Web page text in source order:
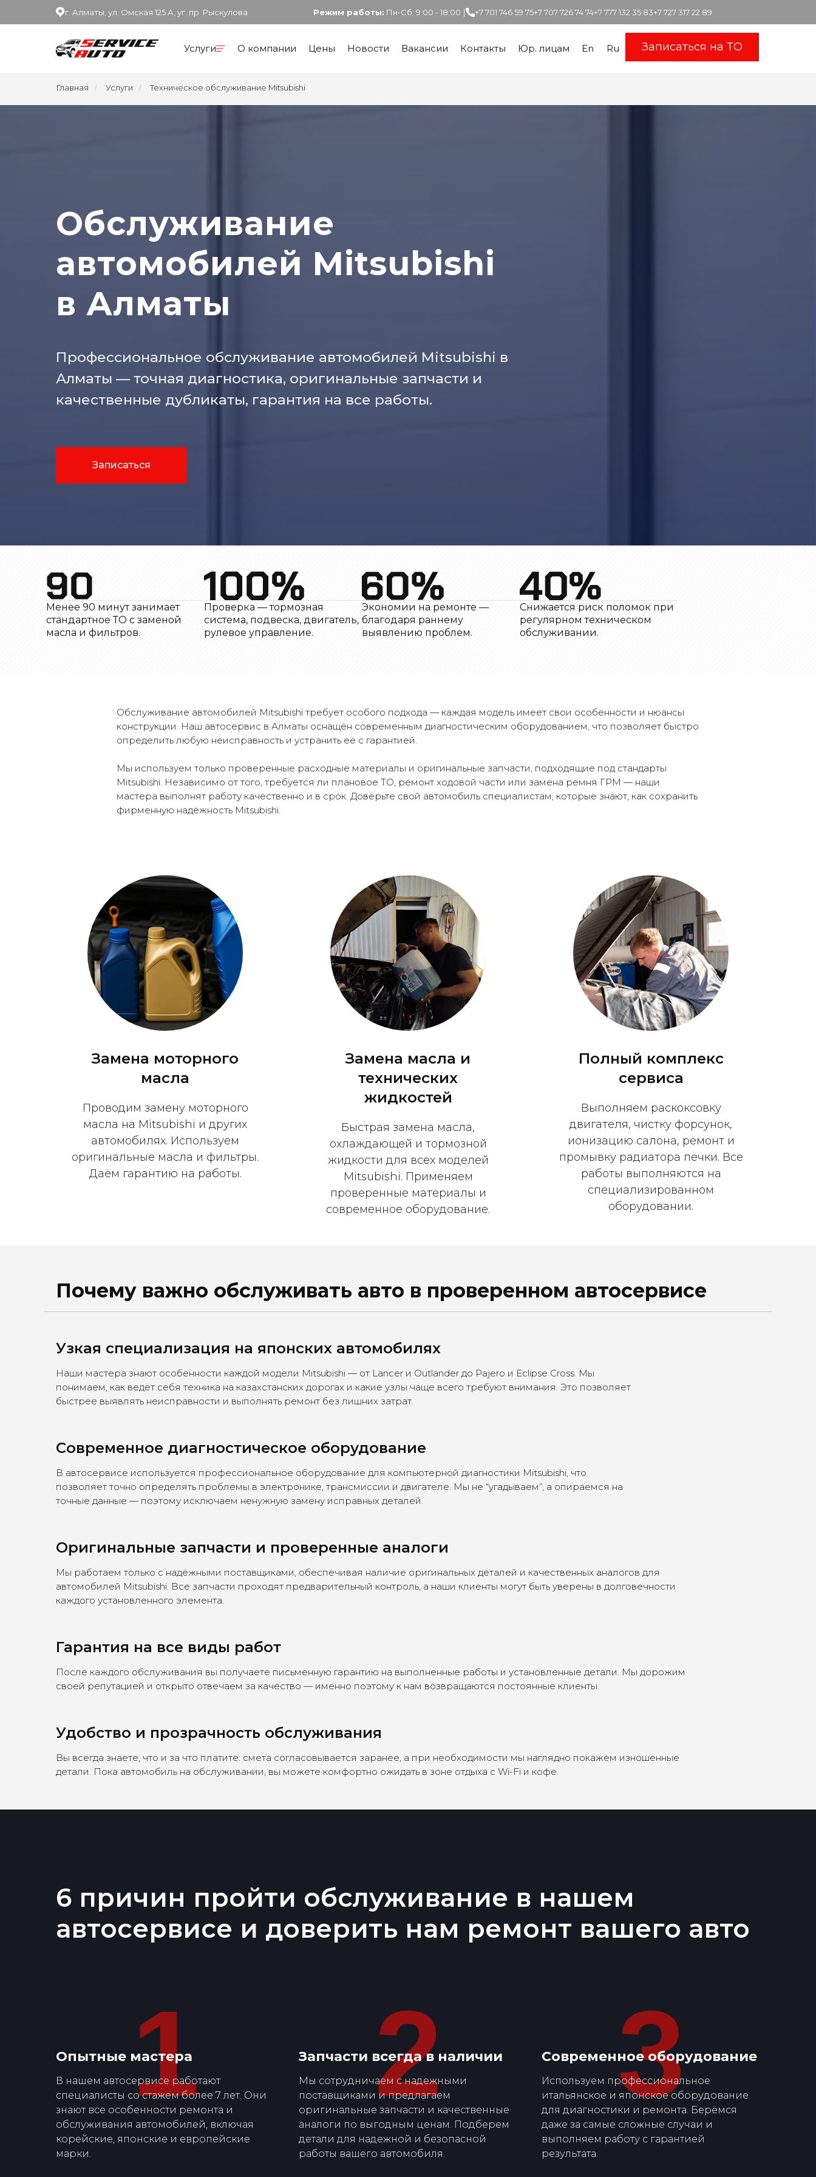
Записаться на ТО
Ru
En
Услуги О компании Цены Новости Вакансии Контакты Юр. лицам
Режим работы: Пн-Сб: 9:00 - 18:00 | +7 701 746 59 75+7 707 726 74 74+7 777 132 35 83+7 727 317 22 89
г. Алматы, ул. Омская 125 А, уг. пр. Рыскулова
Главная / Услуги / Техническое обслуживание Mitsubishi
Обслуживание
автомобилей Mitsubishi
в Алматы
Профессиональное обслуживание автомобилей Mitsubishi в
Алматы — точная диагностика, оригинальные запчасти и
качественные дубликаты, гарантия на все работы.
Записаться
Менее 90 минут занимает
стандартное ТО с заменой
масла и фильтров.
Проверка — тормозная
система, подвеска, двигатель,
рулевое управление.
Экономии на ремонте —
благодаря раннему
выявлению проблем.
Снижается риск поломок при
регулярном техническом
обслуживании.
Обслуживание автомобилей Mitsubishi требует особого подхода — каждая модель имеет свои особенности и нюансы
конструкции. Наш автосервис в Алматы оснащён современным диагностическим оборудованием, что позволяет быстро
определить любую неисправность и устранить её с гарантией.
Мы используем только проверенные расходные материалы и оригинальные запчасти, подходящие под стандарты
Mitsubishi. Независимо от того, требуется ли плановое ТО, ремонт ходовой части или замена ремня ГРМ — наши
мастера выполнят работу качественно и в срок. Доверьте свой автомобиль специалистам, которые знают, как сохранить
фирменную надёжность Mitsubishi.
Замена моторного
масла
Проводим замену моторного
масла на Mitsubishi и других
автомобилях. Используем
оригинальные масла и фильтры.
Даём гарантию на работы.
Замена масла и
технических
жидкостей
Быстрая замена масла,
охлаждающей и тормозной
жидкости для всех моделей
Mitsubishi. Применяем
проверенные материалы и
современное оборудование.
Полный комплекс
сервиса
Выполняем раскоксовку
двигателя, чистку форсунок,
ионизацию салона, ремонт и
промывку радиатора печки. Все
работы выполняются на
специализированном
оборудовании.
Почему важно обслуживать авто в проверенном автосервисе
Узкая специализация на японских автомобилях
Наши мастера знают особенности каждой модели Mitsubishi — от Lancer и Outlander до Pajero и Eclipse Cross. Мы
понимаем, как ведёт себя техника на казахстанских дорогах и какие узлы чаще всего требуют внимания. Это позволяет
быстрее выявлять неисправности и выполнять ремонт без лишних затрат.
Современное диагностическое оборудование
В автосервисе используется профессиональное оборудование для компьютерной диагностики Mitsubishi, что
позволяет точно определять проблемы в электронике, трансмиссии и двигателе. Мы не “угадываем”, а опираемся на
точные данные — поэтому исключаем ненужную замену исправных деталей.
Оригинальные запчасти и проверенные аналоги
Мы работаем только с надёжными поставщиками, обеспечивая наличие оригинальных деталей и качественных аналогов для
автомобилей Mitsubishi. Все запчасти проходят предварительный контроль, а наши клиенты могут быть уверены в долговечности
каждого установленного элемента.
Гарантия на все виды работ
После каждого обслуживания вы получаете письменную гарантию на выполненные работы и установленные детали. Мы дорожим
своей репутацией и открыто отвечаем за качество — именно поэтому к нам возвращаются постоянные клиенты.
Удобство и прозрачность обслуживания
Вы всегда знаете, что и за что платите: смета согласовывается заранее, а при необходимости мы наглядно покажем изношенные
детали. Пока автомобиль на обслуживании, вы можете комфортно ожидать в зоне отдыха с Wi-Fi и кофе.
6 причин пройти обслуживание в нашем
автосервисе и доверить нам ремонт вашего авто
Опытные мастера
В нашем автосервисе работают
специалисты со стажем более 7 лет. Они
знают все особенности ремонта и
обслуживания автомобилей, включая
корейские, японские и европейские
марки.
1 Запчасти всегда в наличии
Мы сотрудничаем с надежными
поставщиками и предлагаем
оригинальные запчасти и качественные
аналоги по выгодным ценам. Подберем
детали для надежной и безопасной
работы вашего автомобиля.
2 Современное оборудование
Используем профессиональное
итальянское и японское оборудование
для диагностики и ремонта. Берёмся
даже за самые сложные случаи и
выполняем работу с гарантией
результата.
3